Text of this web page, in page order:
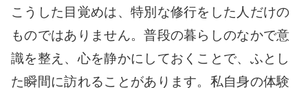
こうした目覚めは、特別な修行をした人だけの
ものではありません。普段の暮らしのなかで意
識を整え、心を静かにしておくことで、ふとし
た瞬間に訪れることがあります。私自身の体験